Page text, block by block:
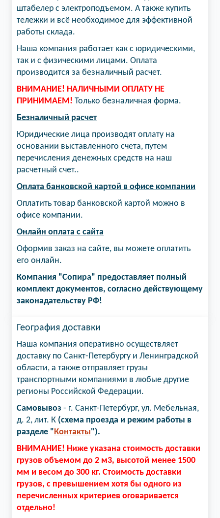
штабелер с электроподъемом. А также купить
тележки и всё необходимое для эффективной
работы склада.
Наша компания работает как с юридическими,
так и с физическими лицами. Оплата
производится за безналичный расчет.
ВНИМАНИЕ! НАЛИЧНЫМИ ОПЛАТУ НЕ
ПРИНИМАЕМ! Только безналичная форма.
Безналичный расчет
Юридические лица производят оплату на
основании выставленного счета, путем
перечисления денежных средств на наш
расчетный счет..
Оплата банковской картой в офисе компании
Оплатить товар банковской картой можно в
офисе компании.
Онлайн оплата с сайта
Оформив заказ на сайте, вы можете оплатить
его онлайн.
Компания "Сопира" предоставляет полный
комплект документов, согласно действующему
законадательству РФ!
География доставки
Наша компания оперативно осуществляет
доставку по Санкт-Петербургу и Ленинградской
области, а также отправляет грузы
транспортными компаниями в любые другие
регионы Российской Федерации.
Самовывоз - г. Санкт-Петербург, ул. Мебельная,
д. 2, лит. К (схема проезда и режим работы в
разделе "Контакты").
ВНИМАНИЕ! Ниже указана стоимость доставки
грузов объемом до 2 м3, высотой менее 1500
мм и весом до 300 кг. Стоимость доставки
грузов, с превышением хотя бы одного из
перечисленных критериев оговаривается
отдельно!